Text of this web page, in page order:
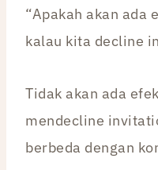
“Apakah akan ada
kalau kita decline
Tidak akan ada
mendecline
berbeda dengan